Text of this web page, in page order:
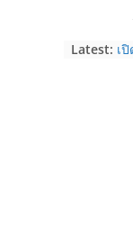
Latest: เ